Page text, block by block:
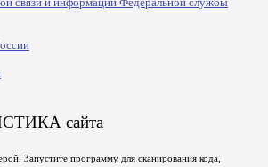
сайта
Запустите программу для сканирования кода,